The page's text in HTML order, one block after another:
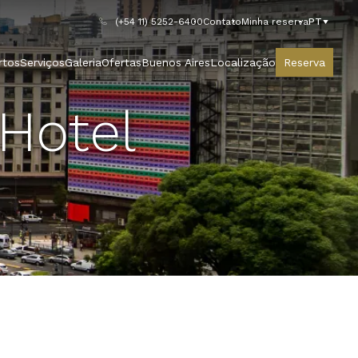
(+54 11) 5252-6400ContatoMinha reservaPT
ServiçosGaleriaOfertasBuenos AiresLocalização Reserva